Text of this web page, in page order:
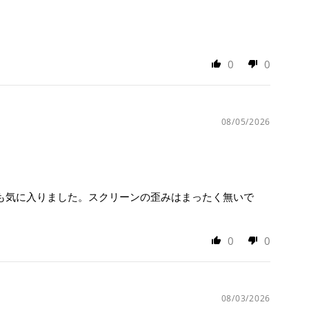
0 0
08/05/2026
に入りました。スクリーンの歪みはまったく無いで
0 0
08/03/2026